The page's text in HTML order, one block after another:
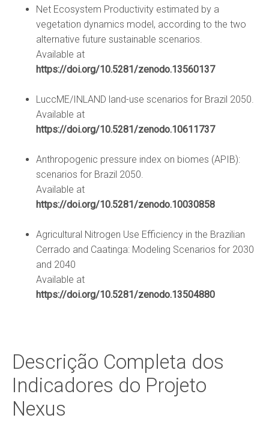
Net Ecosystem Productivity estimated by a
vegetation dynamics model, according to the two
alternative future sustainable scenarios.
Available at
https://doi.org/10.5281/zenodo.13560137
LuccME/INLAND land-use scenarios for Brazil 2050.
Available at
https://doi.org/10.5281/zenodo.10611737
Anthropogenic pressure index on biomes (APIB):
scenarios for Brazil 2050.
Available at
https://doi.org/10.5281/zenodo.10030858
Agricultural Nitrogen Use Efficiency in the Brazilian
Cerrado and Caatinga: Modeling Scenarios for 2030
and 2040
Available at
https://doi.org/10.5281/zenodo.13504880
Descrição Completa dos
Indicadores do Projeto
Nexus